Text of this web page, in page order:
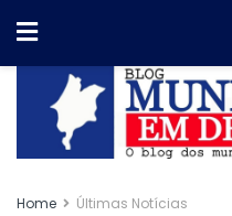
Home Últimas Notícias